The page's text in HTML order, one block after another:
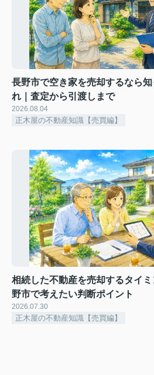
長野市で空き家を売却するなら
れ｜査定から引渡しまで
2026.08.04
正木屋の不動産知識【売買編】
相続した不動産を売却するタイ
野市で考えたい判断ポイント
2026.07.30
正木屋の不動産知識【売買編】